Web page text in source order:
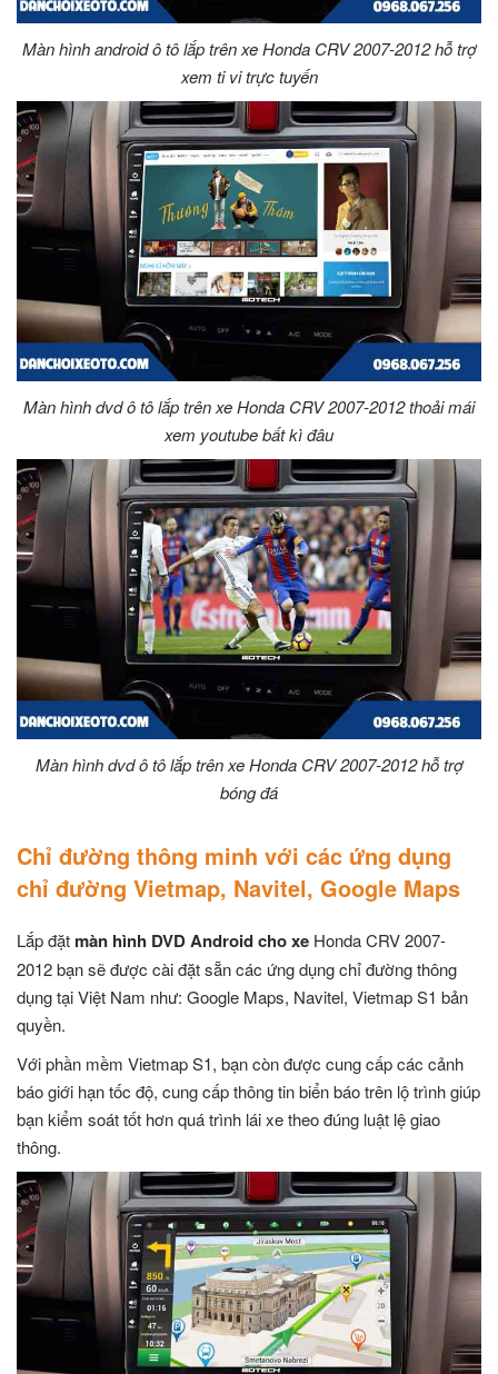
Màn hình android ô tô lắp trên xe Honda CRV 2007-2012 hỗ trợ
xem ti vi trực tuyến
Màn hình dvd ô tô lắp trên xe Honda CRV 2007-2012 thoải mái
xem youtube bất kì đâu
Màn hình dvd ô tô lắp trên xe Honda CRV 2007-2012 hỗ trợ
bóng đá
Chỉ đường thông minh với các ứng dụng
chỉ đường Vietmap, Navitel, Google Maps
Lắp đặt màn hình DVD Android cho xe Honda CRV 2007-
2012 bạn sẽ được cài đặt sẵn các ứng dụng chỉ đường thông
dụng tại Việt Nam như: Google Maps, Navitel, Vietmap S1 bản
quyền.
Với phần mềm Vietmap S1, bạn còn được cung cấp các cảnh
báo giới hạn tốc độ, cung cấp thông tin biển báo trên lộ trình giúp
bạn kiểm soát tốt hơn quá trình lái xe theo đúng luật lệ giao
thông.